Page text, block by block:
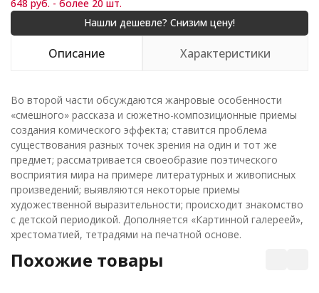
648 руб. - более 20 шт.
Описание Характеристики
Во второй части обсуждаются жанровые особенности
«смешного» рассказа и сюжетно-композиционные приемы
создания комического эффекта; ставится проблема
существования разных точек зрения на один и тот же
предмет; рассматривается своеобразие поэтического
восприятия мира на примере литературных и живописных
произведений; выявляются некоторые приемы
художественной выразительности; происходит знакомство
с детской периодикой. Дополняется «Картинной галереей»,
хрестоматией, тетрадями на печатной основе.
Похожие товары